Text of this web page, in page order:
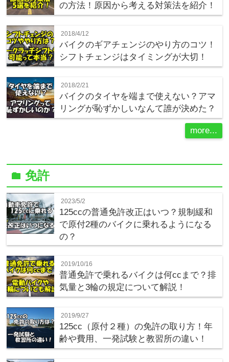
の方法！原因から考える対策法を紹介！
2018/4/12
バイクのギアチェンジのやり方のコツ！
シフトチェンジはタイミングが大切！
2018/2/21
バイクのタイヤを端まで使えない？アマ
リングが恥ずかしいなんて誰が決めた？
more...
folder免許
2023/5/2
125ccの普通免許改正はいつ？規制緩和
で原付2種のバイクに乗れるようになる
の？
2019/10/16
普通免許で乗れるバイクは何ccまで？排
気量と3輪の規定について解説！
2019/9/27
125cc（原付２種）の免許の取り方！年
齢や費用、一発試験と教習所の違い！